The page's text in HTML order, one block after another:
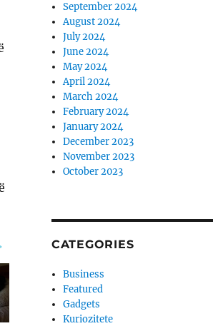
September 2024
August 2024
July 2024
June 2024
May 2024
April 2024
March 2024
February 2024
January 2024
December 2023
November 2023
October 2023
CATEGORIES
Business
Featured
Gadgets
Kuriozitete